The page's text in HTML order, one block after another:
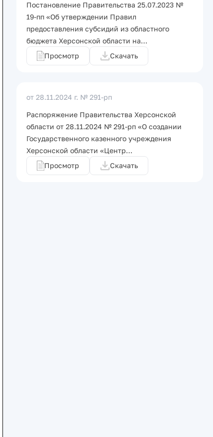
Постановление Правительства 25.07.2023 №
19-пп «Об утверждении Правил
предоставления субсидий из областного
бюджета Херсонской области на…
Просмотр
Скачать
от 28.11.2024 г. № 291-рп
Распоряжение Правительства Херсонской
области от 28.11.2024 № 291-рп «О создании
Государственного казенного учреждения
Херсонской области «Центр…
Просмотр
Скачать